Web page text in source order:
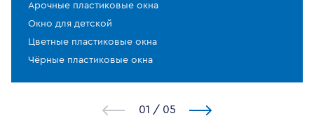
Арочные пластиковые окна
Окно для детской
Цветные пластиковые окна
Чёрные пластиковые окна
1 / 5